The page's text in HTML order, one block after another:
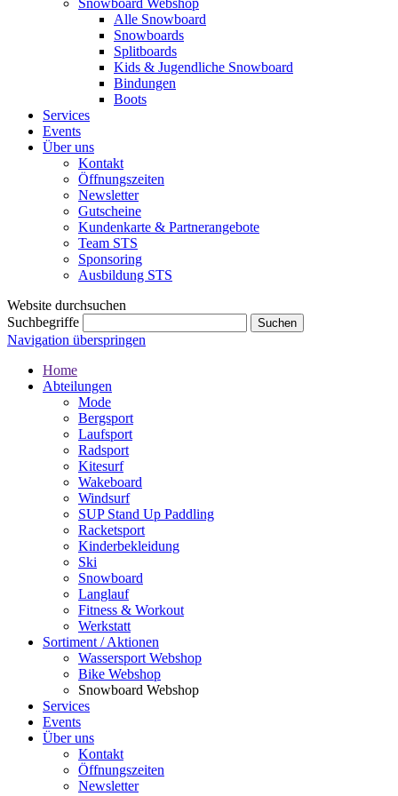
Snowboard Webshop
Alle Snowboard
Snowboards
Splitboards
Kids & Jugendliche Snowboard
Bindungen
Boots
Services
Events
Über uns
Kontakt
Öffnungszeiten
Newsletter
Gutscheine
Kundenkarte & Partnerangebote
Team STS
Sponsoring
Ausbildung STS
Website durchsuchen
Suchbegriffe
Navigation überspringen
Home
Abteilungen
Mode
Bergsport
Laufsport
Radsport
Kitesurf
Wakeboard
Windsurf
SUP Stand Up Paddling
Racketsport
Kinderbekleidung
Ski
Snowboard
Langlauf
Fitness & Workout
Werkstatt
Sortiment / Aktionen
Wassersport Webshop
Bike Webshop
Snowboard Webshop
Services
Events
Über uns
Kontakt
Öffnungszeiten
Newsletter